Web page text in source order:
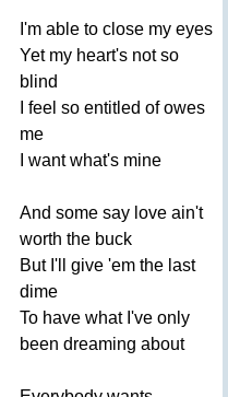
I'm able to close my eyes
Yet my heart's not so
blind
feel so entitled of owes
me
want what's mine
And some say love ain't
worth the buck
But I'll give 'em the last
dime
To have what I've only
been dreaming about